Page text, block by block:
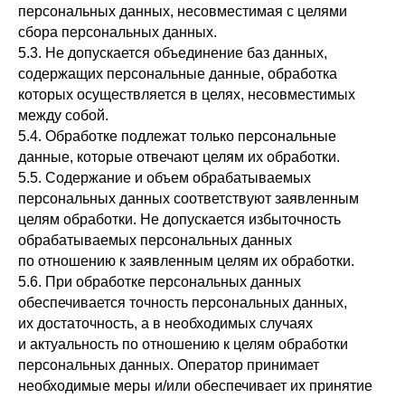
персональных данных, несовместимая с целями
сбора персональных данных.
5.3. Не допускается объединение баз данных,
содержащих персональные данные, обработка
которых осуществляется в целях, несовместимых
между собой.
5.4. Обработке подлежат только персональные
данные, которые отвечают целям их обработки.
5.5. Содержание и объем обрабатываемых
персональных данных соответствуют заявленным
целям обработки. Не допускается избыточность
обрабатываемых персональных данных
по отношению к заявленным целям их обработки.
5.6. При обработке персональных данных
обеспечивается точность персональных данных,
их достаточность, а в необходимых случаях
и актуальность по отношению к целям обработки
персональных данных. Оператор принимает
необходимые меры и/или обеспечивает их принятие